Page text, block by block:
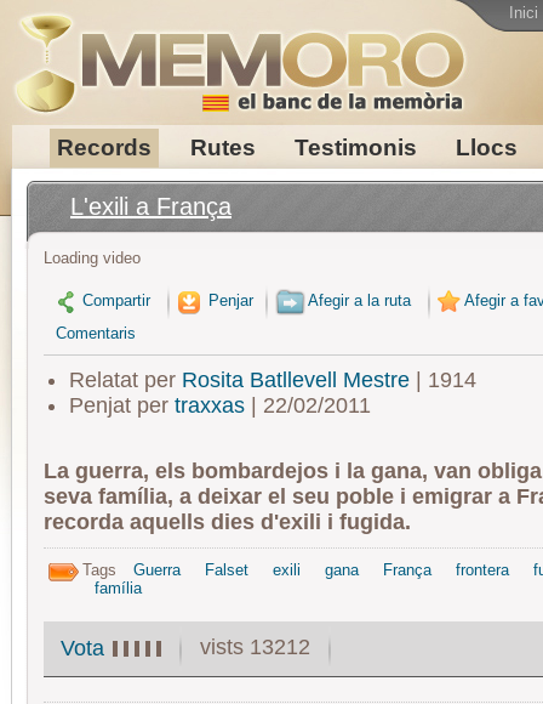
Records Rutes Testimonis Llocs
Inici
L'exili a França
Loading video
Compartir Penjar Afegir a la ruta
Afegir a
Comentaris
Relatat per Rosita Batllevell Mestre| 1914
Penjat per traxxas| 22/02/2011
La guerra, els bombardejos i la gana, van
seva família, a deixar el seu poble i emigrar a
recorda aquells dies d'exili i fugida.
Tags Guerra Falset exili gana França frontera
família
Vota vists 13212